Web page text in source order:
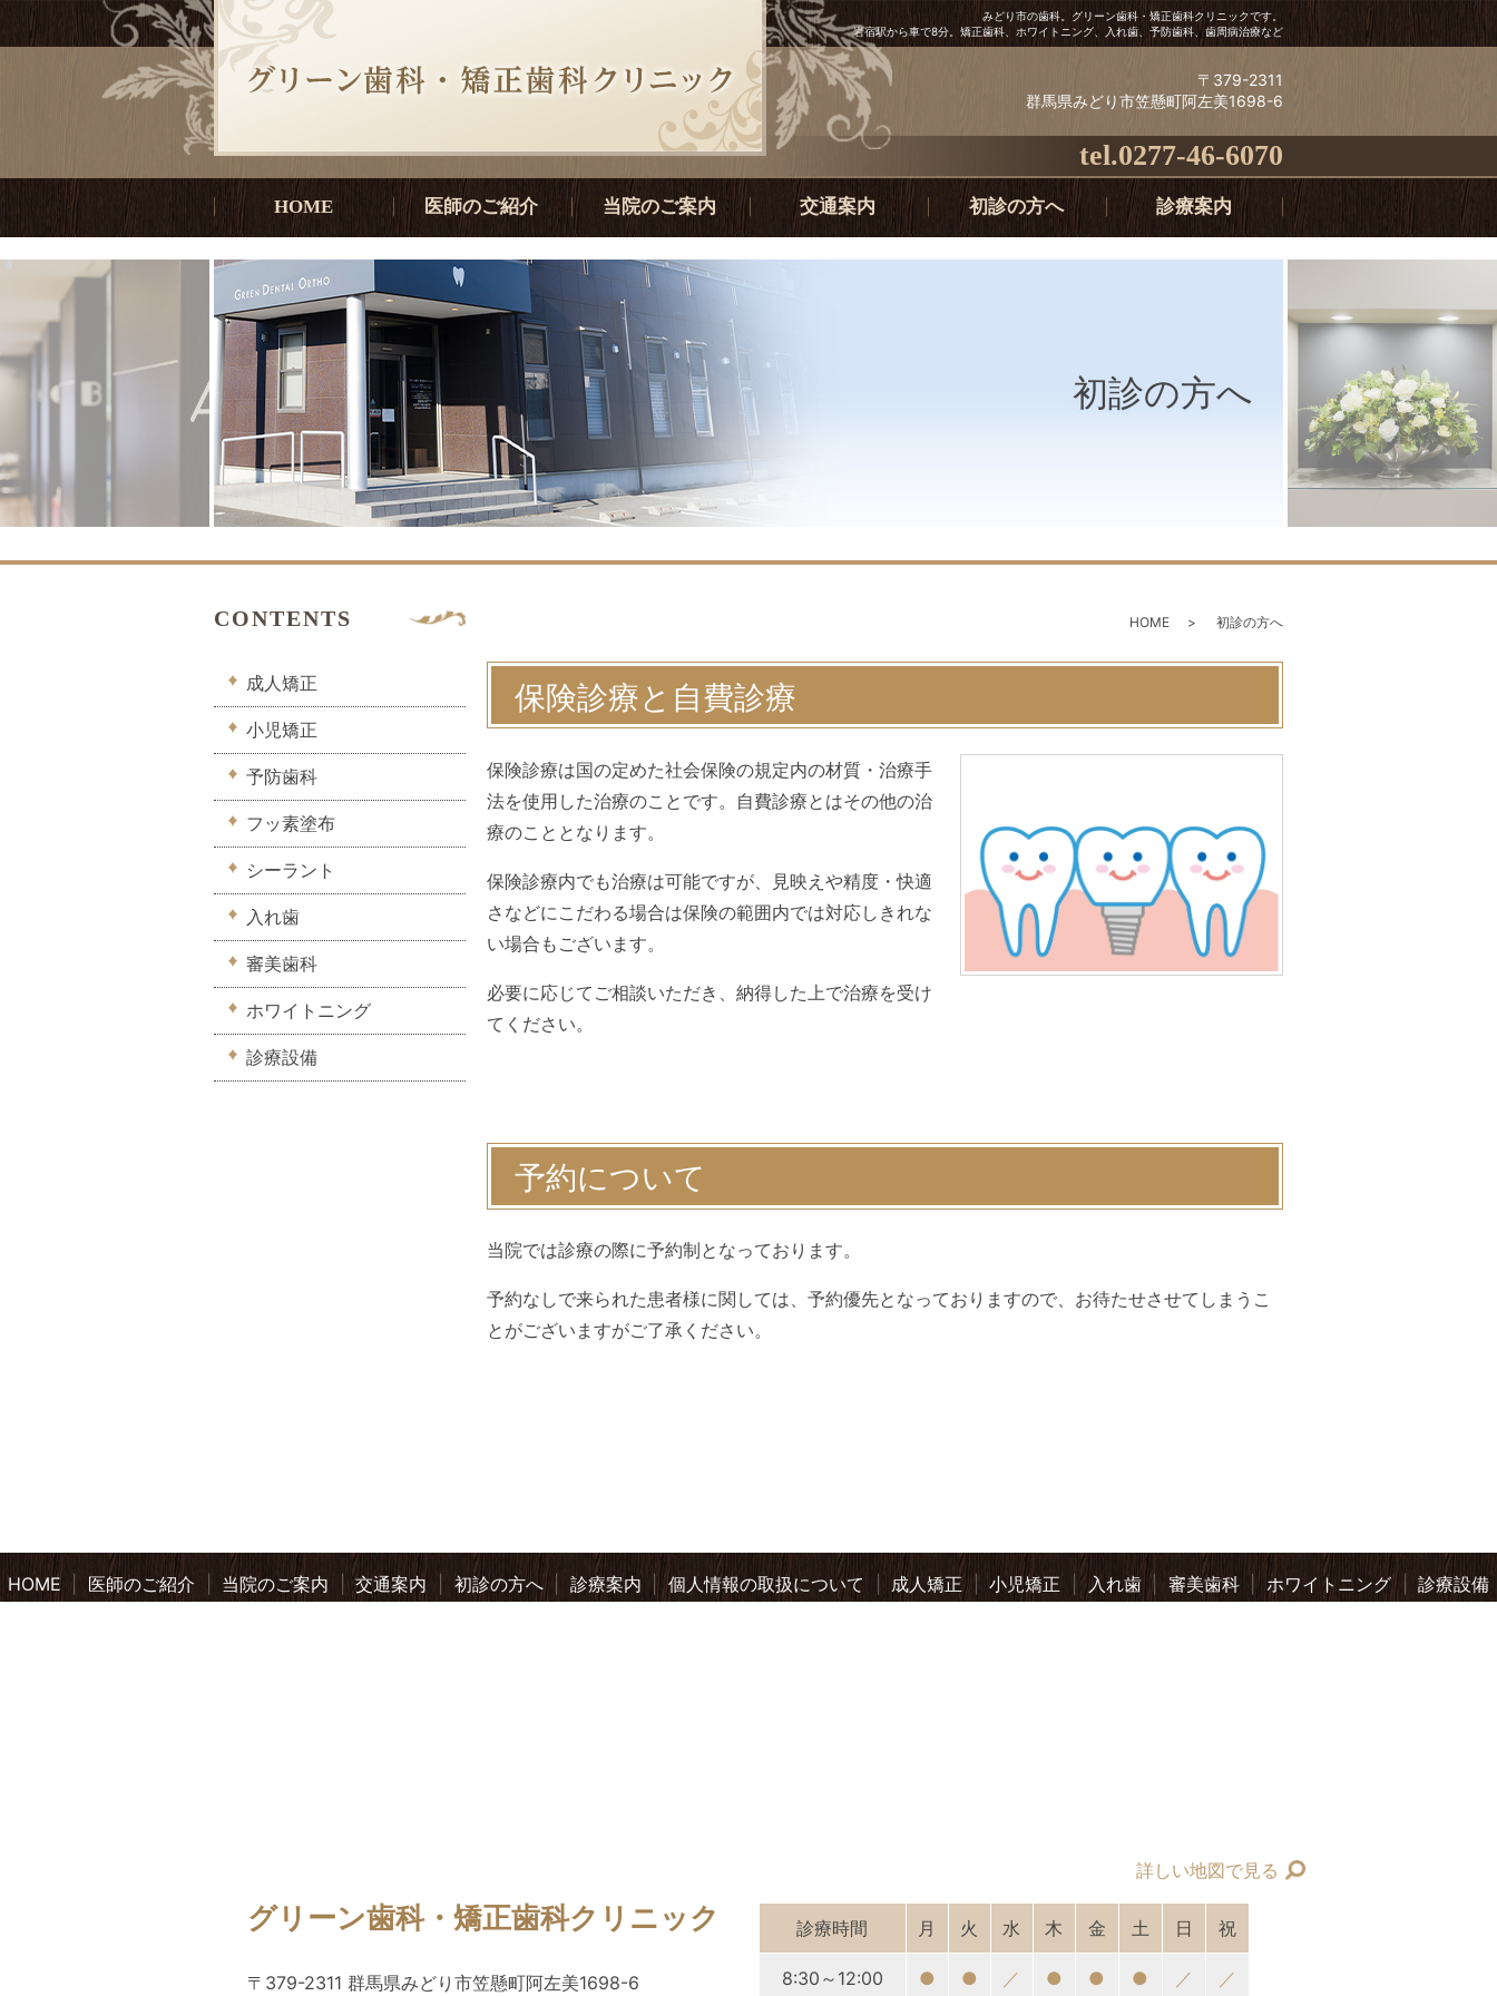
HOME 医師のご紹介 当院のご案内 交通案内 初診の方へ 診療案内
みどり市の歯科。グリーン歯科・矯正歯科クリニックです。
岩宿駅から車で8分。矯正歯科、ホワイトニング、入れ歯、予防歯科、歯周病治療など
〒379-2311
群馬県みどり市笠懸町阿左美1698-6
tel.0277-46-6070
初診の方へ
HOME 初診の方へ
保険診療と自費診療
保険診療は国の定めた社会保険の規定内の材質・治療手
法を使用した治療のことです。自費診療とはその他の治
療のこととなります。
保険診療内でも治療は可能ですが、見映えや精度・快適
さなどにこだわる場合は保険の範囲内では対応しきれな
い場合もございます。
必要に応じてご相談いただき、納得した上で治療を受け
てください。
予約について
当院では診療の際に予約制となっております。
予約なしで来られた患者様に関しては、予約優先となっておりますので、お待たせさせてしまうこ
とがございますがご了承ください。
CONTENTS
成人矯正
小児矯正
予防歯科
フッ素塗布
シーラント
入れ歯
審美歯科
ホワイトニング
診療設備
HOME 医師のご紹介 当院のご案内 交通案内 初診の方へ 診療案内 個人情報の取扱について 成人矯正 小児矯正 入れ歯 審美歯科 ホワイトニング 診療設備
詳しい地図で見る
グリーン歯科・矯正歯科クリニック
〒379-2311 群馬県みどり市笠懸町阿左美1698-6
診療時間 月 火 水 木 金 土 日 祝
8:30～12:00 ● ● ／ ● ● ● ／ ／